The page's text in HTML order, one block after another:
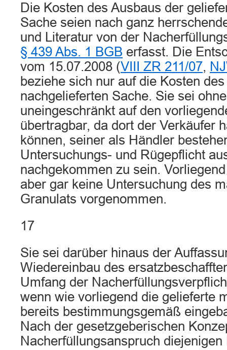
Die Kosten des Ausbaus der
Sache seien nach ganz
und Literatur von der
§ 439 Abs. 1 BGB erfasst. Die
vom 15.07.2008 (VIII ZR 211/07,
beziehe sich nur auf die Kosten
nachgelieferten Sache. Sie sei
uneingeschränkt auf den
übertragbar, da dort der Verkäufer
können, seiner als Händler
Untersuchungs- und Rügepflicht
nachgekommen zu sein.
aber gar keine Untersuchung des
Granulats vorgenommen.
17
Sie sei darüber hinaus der
Wiedereinbau des
Umfang der
wenn wie vorliegend die gelieferte
bereits bestimmungsgemäß
Nach der gesetzgeberischen
Nacherfüllungsanspruch